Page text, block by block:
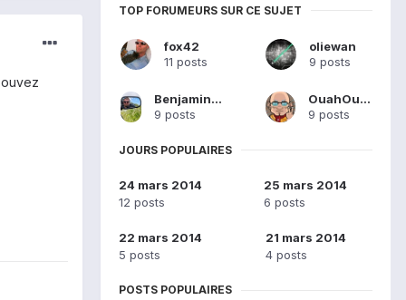
TOP FORUMEURS SUR CE SUJET
fox42
11 posts
oliewan
9 posts
BenjaminGalisson
9 posts
OuahOuah
9 posts
JOURS POPULAIRES
24 mars 2014
12 posts
25 mars 2014
6 posts
22 mars 2014
5 posts
21 mars 2014
4 posts
POSTS POPULAIRES